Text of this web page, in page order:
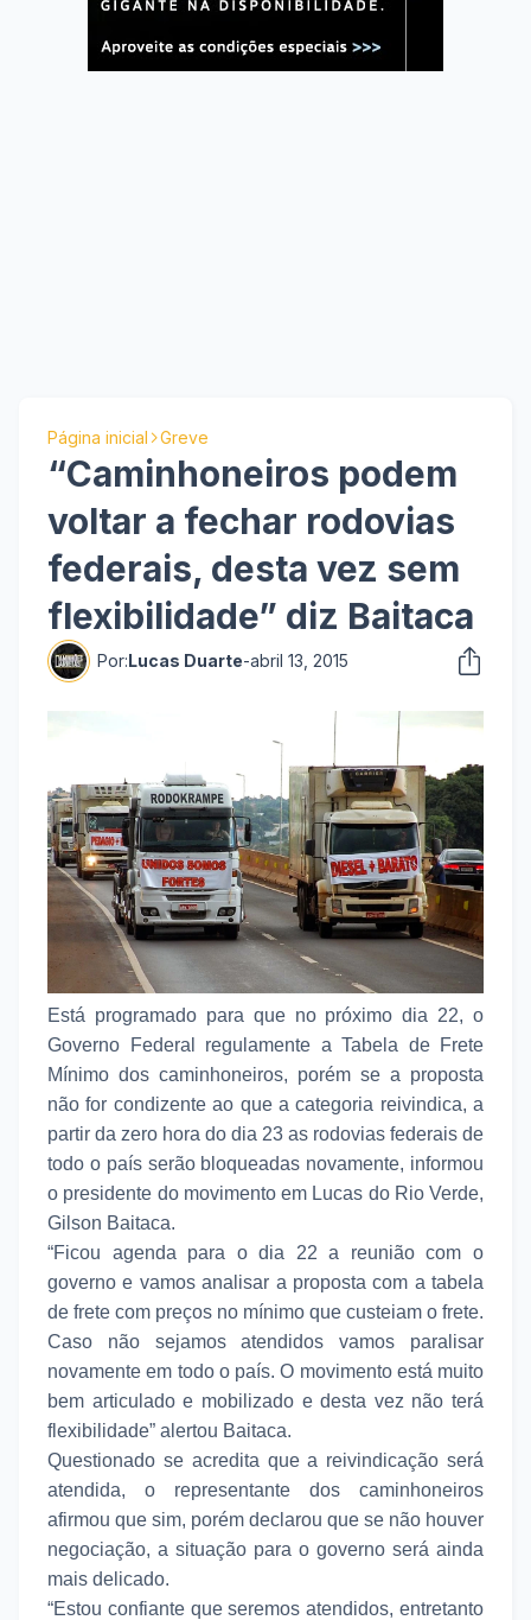
Página inicial Greve
“Caminhoneiros podem
voltar a fechar rodovias
federais, desta vez sem
flexibilidade” diz Baitaca
Por:Lucas Duarte-abril 13, 2015
Está programado para que no próximo dia 22, o
Governo Federal regulamente a Tabela de Frete
Mínimo dos caminhoneiros, porém se a proposta
não for condizente ao que a categoria reivindica, a
partir da zero hora do dia 23 as rodovias federais de
todo o país serão bloqueadas novamente, informou
o presidente do movimento em Lucas do Rio Verde,
Gilson Baitaca.
“Ficou agenda para o dia 22 a reunião com o
governo e vamos analisar a proposta com a tabela
de frete com preços no mínimo que custeiam o frete.
Caso não sejamos atendidos vamos paralisar
novamente em todo o país. O movimento está muito
bem articulado e mobilizado e desta vez não terá
flexibilidade” alertou Baitaca.
Questionado se acredita que a reivindicação será
atendida, o representante dos caminhoneiros
afirmou que sim, porém declarou que se não houver
negociação, a situação para o governo será ainda
mais delicado.
“Estou confiante que seremos atendidos, entretanto